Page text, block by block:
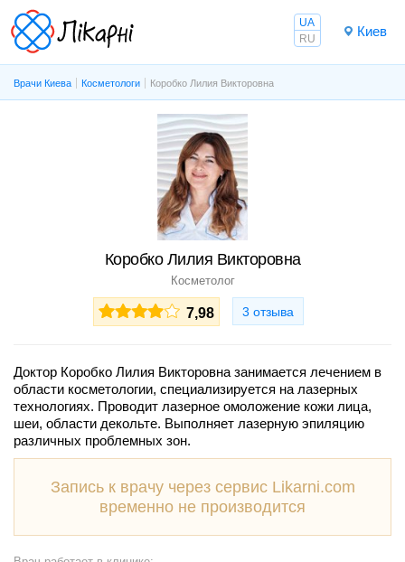
Киев
UA
RU
Врачи Киева Косметологи Коробко Лилия Викторовна
Коробко Лилия Викторовна
Косметолог
7,98 3 отзыва
Доктор Коробко Лилия Викторовна занимается лечением в
области косметологии, специализируется на лазерных
технологиях. Проводит лазерное омоложение кожи лица,
шеи, области декольте. Выполняет лазерную эпиляцию
различных проблемных зон.
Запись к врачу через сервис Likarni.com
временно не производится